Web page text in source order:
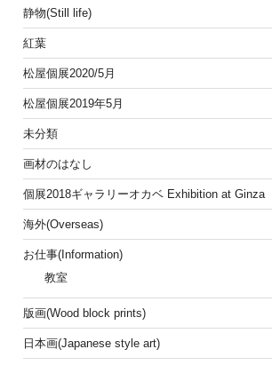
静物(Still life)
紅葉
松屋個展2020/5月
松屋個展2019年5月
未分類
画材のはなし
個展2018ギャラリーオカベ Exhibition at Ginza
海外(Overseas)
お仕事(Information)
教室
版画(Wood block prints)
日本画(Japanese style art)